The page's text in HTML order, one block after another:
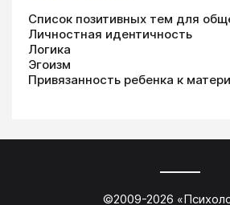
Список позитивных тем для
Личностная идентичность
Логика
Эгоизм
Привязанность ребенка к матери
©2009-2026 «